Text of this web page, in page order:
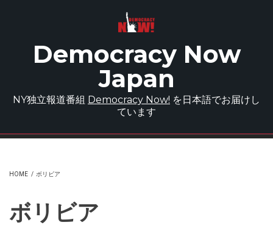
Democracy Now
Japan
NY独立報道番組 Democracy Now! を日本語でお届けし
ています
HOME / ボリビア
ボリビア